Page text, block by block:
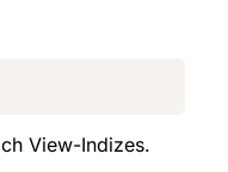
View-Indizes.